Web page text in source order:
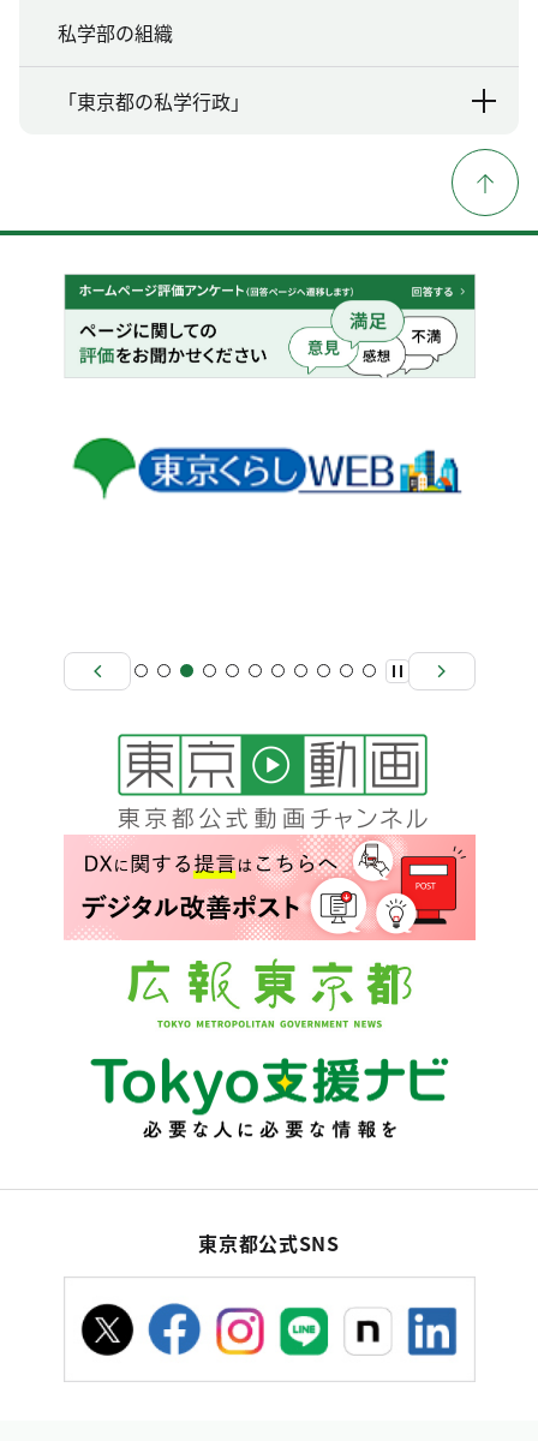
私学部の組織
「東京都の私学行政」
東京都公式SNS